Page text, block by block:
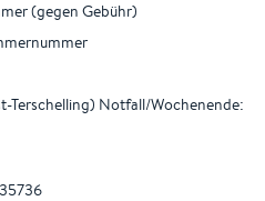
(gegen Gebühr)
Terschelling) Notfall/Wochenende: